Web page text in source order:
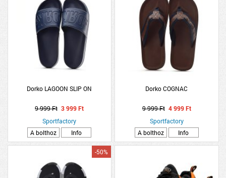
Dorko LAGOON SLIP ON
9 999 Ft 3 999 Ft
Sportfactory
A bolthoz
Info
Dorko COGNAC
9 999 Ft 4 999 Ft
Sportfactory
A bolthoz
Info
-50%